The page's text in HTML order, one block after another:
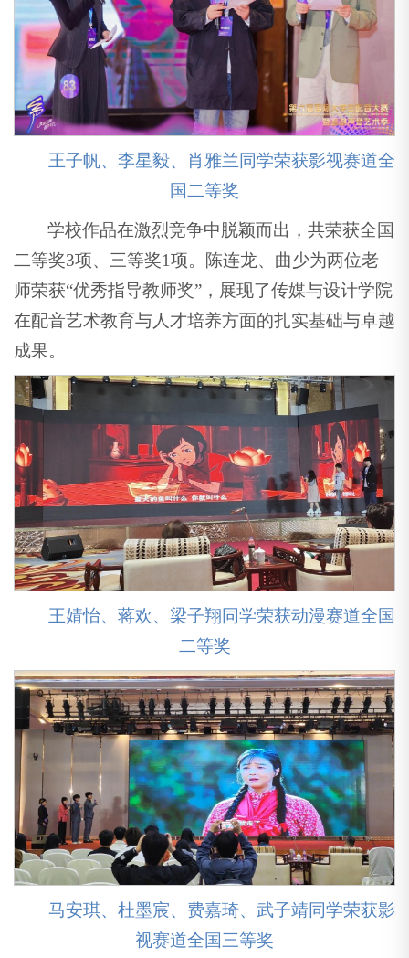
王子帆、李星毅、肖雅兰同学荣获影视赛道全
国二等奖
学校作品在激烈竞争中脱颖而出，共荣获全国
二等奖3项、三等奖1项。陈连龙、曲少为两位老
师荣获“优秀指导教师奖”，展现了传媒与设计学院
在配音艺术教育与人才培养方面的扎实基础与卓越
成果。
王婧怡、蒋欢、梁子翔同学荣获动漫赛道全国
二等奖
马安琪、杜墨宸、费嘉琦、武子靖同学荣获影
视赛道全国三等奖